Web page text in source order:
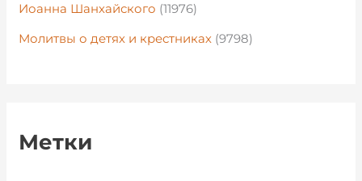
Иоанна Шанхайского (11976)
Молитвы о детях и крестниках (9798)
Метки